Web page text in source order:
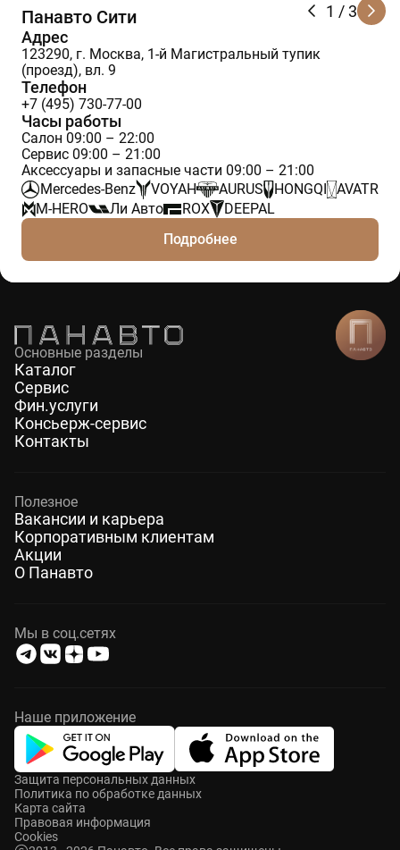
1 / 3
Панавто Сити
Адрес
123290, г. Москва, 1-й Магистральный тупик
(проезд), вл. 9
Телефон
+7 (495) 730-77-00
Часы работы
Салон 09:00 – 22:00
Сервис 09:00 – 21:00
Аксессуары и запасные части 09:00 – 21:00
Mercedes-Benz
VOYAH AURUS HONGQI
AVATR
M-HERO
Ли Авто ROX
DEEPAL
Подробнее
Основные разделы
Каталог
Сервис
Фин.услуги
Консьерж-сервис
Контакты
Полезное
Вакансии и карьера
Корпоративным клиентам
Акции
О Панавто
Мы в соц.сетях
Наше приложение
Защита персональных данных
Политика по обработке данных
Карта сайта
Правовая информация
Cookies